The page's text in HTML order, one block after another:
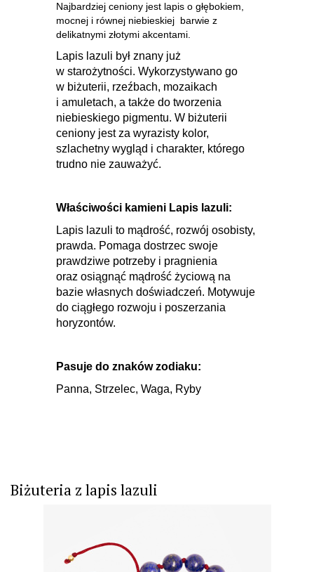
Najbardziej ceniony jest lapis o głębokiem,
mocnej i równej niebieskiej barwie z
delikatnymi złotymi akcentami.
Lapis lazuli był znany już
w starożytności. Wykorzystywano go
w biżuterii, rzeźbach, mozaikach
i amuletach, a także do tworzenia
niebieskiego pigmentu. W biżuterii
ceniony jest za wyrazisty kolor,
szlachetny wygląd i charakter, którego
trudno nie zauważyć.
Właściwości kamieni Lapis lazuli:
Lapis lazuli to mądrość, rozwój osobisty,
prawda. Pomaga dostrzec swoje
prawdziwe potrzeby i pragnienia
oraz osiągnąć mądrość życiową na
bazie własnych doświadczeń. Motywuje
do ciągłego rozwoju i poszerzania
horyzontów.
Pasuje do znaków zodiaku:
Panna, Strzelec, Waga, Ryby
Biżuteria z lapis lazuli